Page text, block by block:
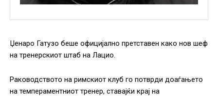
Џенаро Гатузо беше официјално претставен како нов шеф
на тренерскиот штаб на Лацио.
Раководството на римскиот клуб го потврди доаѓањето
на темпераментниот тренер, ставајќи крај на